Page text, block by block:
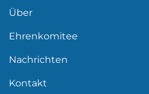
Über
Ehrenkomitee
Nachrichten
Kontakt